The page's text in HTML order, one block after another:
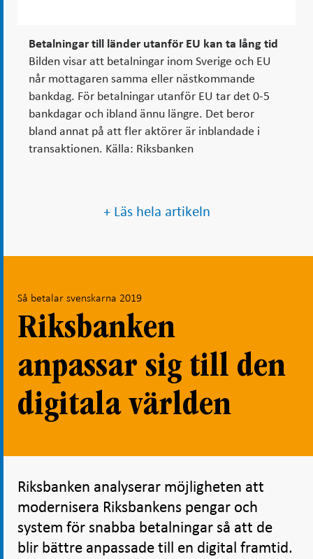
Betalningar till länder utanför EU kan ta lång tid
Bilden visar att betalningar inom Sverige och EU
når mottagaren samma eller nästkommande
bankdag. För betalningar utanför EU tar det 0-5
bankdagar och ibland ännu längre. Det beror
bland annat på att fler aktörer är inblandade i
transaktionen. Källa: Riksbanken
+ Läs hela artikeln
Så betalar svenskarna 2019
Riksbanken
anpassar sig till den
digitala världen
Riksbanken analyserar möjligheten att
modernisera Riksbankens pengar och
system för snabba betalningar så att de
blir bättre anpassade till en digital framtid.